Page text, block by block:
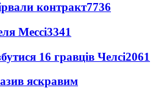
контракт7736
Мессі3341
16 гравців Челсі2061
яскравим